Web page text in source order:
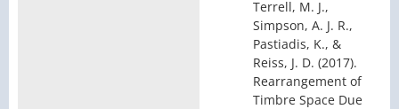
Terrell, M. J.,
Simpson, A. J. R.,
Pastiadis, K., &
Reiss, J. D. (2017).
Rearrangement of
Timbre Space Due